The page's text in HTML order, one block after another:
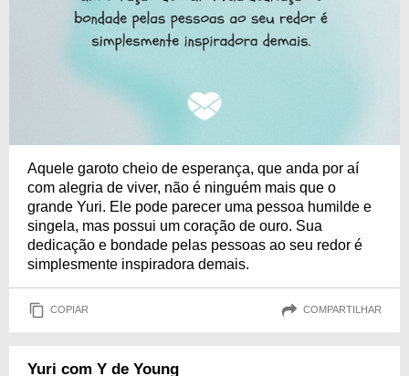
Aquele garoto cheio de esperança, que anda por aí
com alegria de viver, não é ninguém mais que o
grande Yuri. Ele pode parecer uma pessoa humilde e
singela, mas possui um coração de ouro. Sua
dedicação e bondade pelas pessoas ao seu redor é
simplesmente inspiradora demais.
COPIAR COMPARTILHAR
Yuri com Y de Young